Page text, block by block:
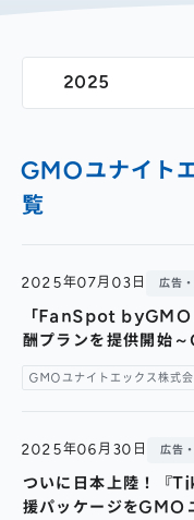
アクセス
役員紹介
インターネット
経営方針
よくあるご質問
採用情報
会社を知る
人を知る
地域採用
キャリア/アルバイト
GMOユナイト
覧
2025
2025年07月03日 広告
「FanSpot
酬プランを提供開始
GMOユナイトエックス株式
2025年06月30日 広告
ついに日本上陸！『
援パッケージをGMO